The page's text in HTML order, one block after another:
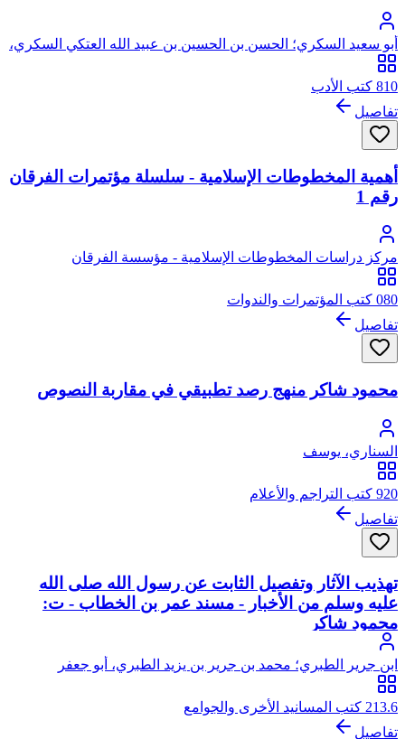
أبو سعيد السكري؛ الحسن بن الحسين بن عبيد الله العتكي السكري،
ابو سعيد
810 كتب الأدب
تفاصيل
أهمية المخطوطات الإسلامية - سلسلة مؤتمرات الفرقان
رقم 1
مركز دراسات المخطوطات الإسلامية - مؤسسة الفرقان
080 كتب المؤتمرات والندوات
تفاصيل
محمود شاكر منهج رصد تطبيقي في مقاربة النصوص
السناري، يوسف
920 كتب التراجم والأعلام
تفاصيل
تهذيب الآثار وتفصيل الثابت عن رسول الله صلى الله
عليه وسلم من الأخبار - مسند عمر بن الخطاب - ت:
محمود شاكر
ابن جرير الطبري؛ محمد بن جرير بن يزيد الطبري، أبو جعفر
213.6 كتب المسانيد الأخرى والجوامع
تفاصيل